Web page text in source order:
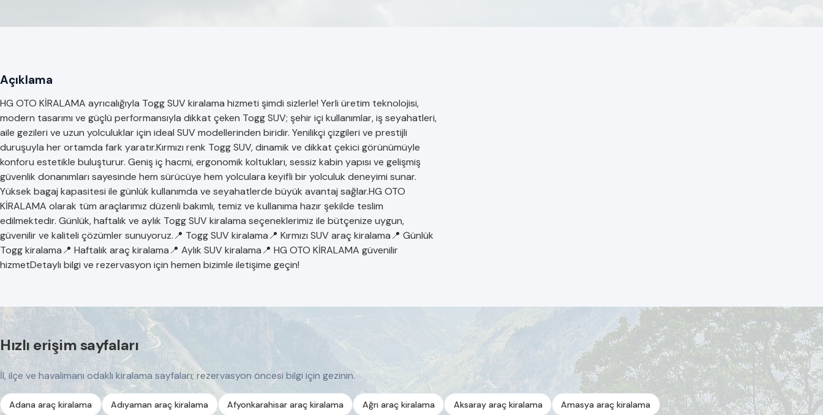
Açıklama
HG OTO KİRALAMA ayrıcalığıyla Togg SUV kiralama hizmeti şimdi sizlerle! Yerli üretim teknolojisi,
modern tasarımı ve güçlü performansıyla dikkat çeken Togg SUV; şehir içi kullanımlar, iş seyahatleri,
aile gezileri ve uzun yolculuklar için ideal SUV modellerinden biridir. Yenilikçi çizgileri ve prestijli
duruşuyla her ortamda fark yaratır.Kırmızı renk Togg SUV, dinamik ve dikkat çekici görünümüyle
konforu estetikle buluşturur. Geniş iç hacmi, ergonomik koltukları, sessiz kabin yapısı ve gelişmiş
güvenlik donanımları sayesinde hem sürücüye hem yolculara keyifli bir yolculuk deneyimi sunar.
Yüksek bagaj kapasitesi ile günlük kullanımda ve seyahatlerde büyük avantaj sağlar.HG OTO
KİRALAMA olarak tüm araçlarımız düzenli bakımlı, temiz ve kullanıma hazır şekilde teslim
edilmektedir. Günlük, haftalık ve aylık Togg SUV kiralama seçeneklerimiz ile bütçenize uygun,
güvenilir ve kaliteli çözümler sunuyoruz.📍 Togg SUV kiralama📍 Kırmızı SUV araç kiralama📍 Günlük
Togg kiralama📍 Haftalık araç kiralama📍 Aylık SUV kiralama📍 HG OTO KİRALAMA güvenilir
hizmetDetaylı bilgi ve rezervasyon için hemen bizimle iletişime geçin!
Hızlı erişim sayfaları
İl, ilçe ve havalimanı odaklı kiralama sayfaları; rezervasyon öncesi bilgi için gezinin.
Adana araç kiralama Adıyaman araç kiralama Afyonkarahisar araç kiralama Ağrı araç kiralama Aksaray araç kiralama Amasya araç kiralama